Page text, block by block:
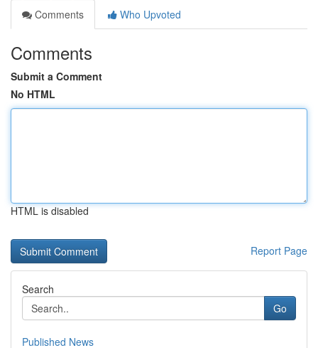
Comments
Who Upvoted
Comments
Submit a Comment
No HTML
HTML is disabled
Report Page
Search
Go
Published News